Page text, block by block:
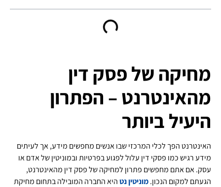
מחיקה של פסק דין
מהאינטרנט – הפתרון
היעיל ביותר
האינטרנט הפך לכלי המרכזי שבו אנשים מחפשים מידע, אך לעיתים
מידע רגיש כמו פסקי דין עלול לפגוע בפרטיות ובמוניטין של אדם או
עסק. אם אתם מחפשים פתרון למחיקה של פסק דין מהאינטרנט,
הגעתם למקום הנכון.מוניטין נטהיא החברה המובילה בתחום מחיקת